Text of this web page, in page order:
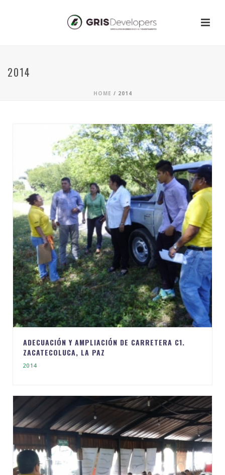
2014
HOME / 2014
ADECUACIÓN Y AMPLIACIÓN DE CARRETERA C1.
ZACATECOLUCA, LA PAZ
2014